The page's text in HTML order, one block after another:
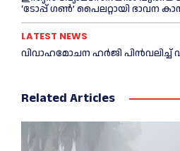
‘ടോപ്പ് ഗണ്‍’ പൈലറ്റായി ഭാവന
LATEST NEWS
വിവാഹമോചന ഹര്‍ജി പിൻവലിച്ച്‌
Related Articles